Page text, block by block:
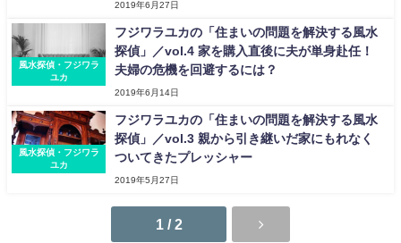
2019年6月27日
風水探偵・フジワラ
ユカ
フジワラユカの「住まいの問題を解決する風水
探偵」／vol.4 家を購入直後に夫が単身赴任！
夫婦の危機を回避するには？
2019年6月14日
風水探偵・フジワラ
ユカ
フジワラユカの「住まいの問題を解決する風水
探偵」／vol.3 親から引き継いだ家にもれなく
ついてきたプレッシャー
2019年5月27日
1 / 2